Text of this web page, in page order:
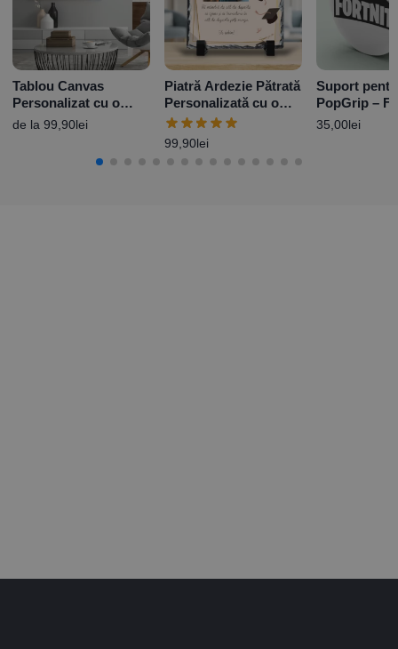
Tablou Canvas
Personalizat cu o
poză – Rose
de la 99,90lei
Piatră Ardezie Pătrată
Personalizată cu o
poză și mesaj –
Absolvire
99,90lei
Suport
PopGrip –
35,00lei